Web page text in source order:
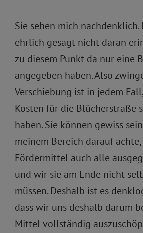
Sie sehen mich
ehrlich gesagt nicht daran
zu diesem Punkt da nur eine
angegeben haben. Also
Verschiebung ist in jedem
Kosten für die Blücherstraße
haben. Sie können gewiss
meinem Bereich darauf achte,
Fördermittel auch alle
und wir sie am Ende nicht
müssen. Deshalb ist es
dass wir uns deshalb darum
Mittel vollständig